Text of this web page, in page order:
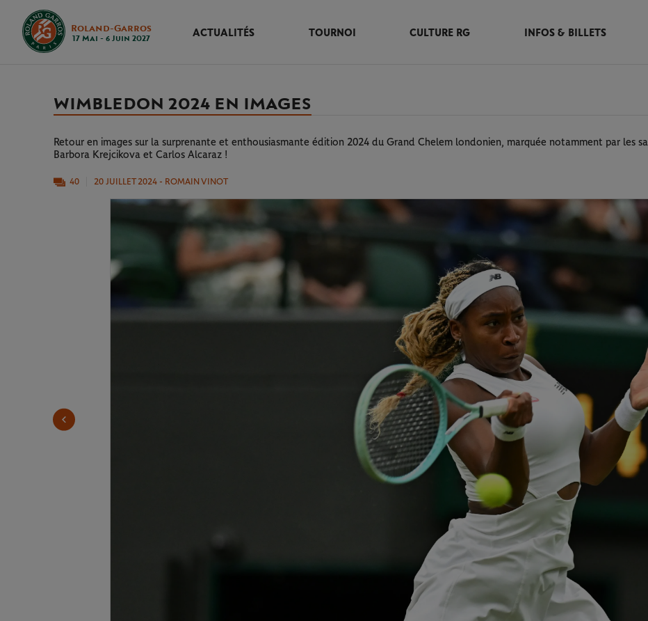
Roland-Garros
17 Mai - 6 Juin 2027
ACTUALITÉS TOURNOI CULTURE RG INFOS & BILLETS
WIMBLEDON 2024 EN IMAGES
Retour en images sur la surprenante et enthousiasmante édition 2024 du Grand Chelem londonien, marquée notamment par les
Barbora Krejcikova et Carlos Alcaraz !
40 20 JUILLET 2024 - ROMAIN VINOT